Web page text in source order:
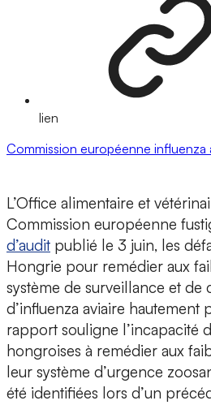
lien
Commission européenne influenza
L’Office alimentaire et
Commission européenne
d’audit publié le 3 juin, les
Hongrie pour remédier aux
système de surveillance et de
d’influenza aviaire hautement
rapport souligne l’incapacité
hongroises à remédier aux
leur système d’urgence
été identifiées lors d’un